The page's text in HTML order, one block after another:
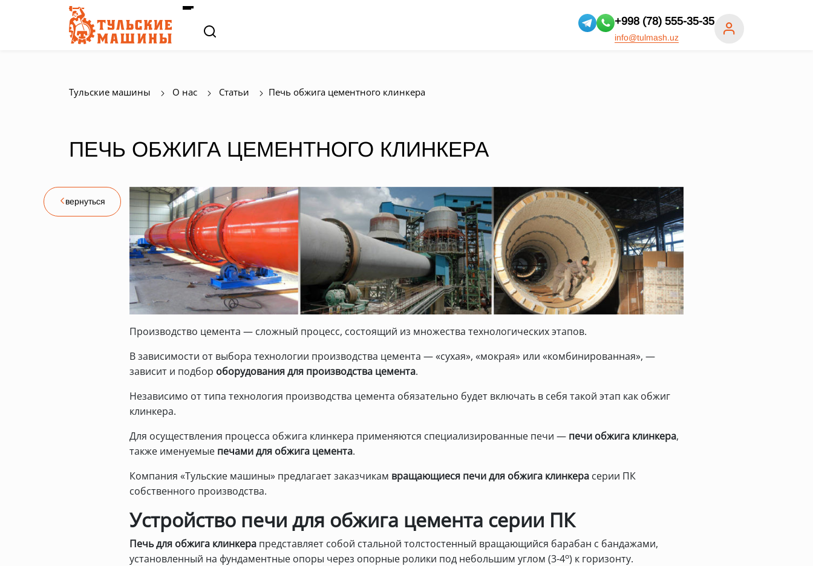
+998 (78) 555-35-35
info@tulmash.uz
Тульские машины О нас Статьи Печь обжига цементного клинкера
ПЕЧЬ ОБЖИГА ЦЕМЕНТНОГО КЛИНКЕРА
вернуться
Производство цемента — сложный процесс, состоящий из множества технологических этапов.
В зависимости от выбора технологии производства цемента — «сухая», «мокрая» или «комбинированная», —
зависит и подбор оборудования для производства цемента.
Независимо от типа технология производства цемента обязательно будет включать в себя такой этап как обжиг
клинкера.
Для осуществления процесса обжига клинкера применяются специализированные печи — печи обжига клинкера,
также именуемые печами для обжига цемента.
Компания «Тульские машины» предлагает заказчикам вращающиеся печи для обжига клинкера серии ПК
собственного производства.
Устройство печи для обжига цемента серии ПК
Печь для обжига клинкера представляет собой стальной толстостенный вращающийся барабан с бандажами,
установленный на фундаментные опоры через опорные ролики под небольшим углом (3-4о) к горизонту.